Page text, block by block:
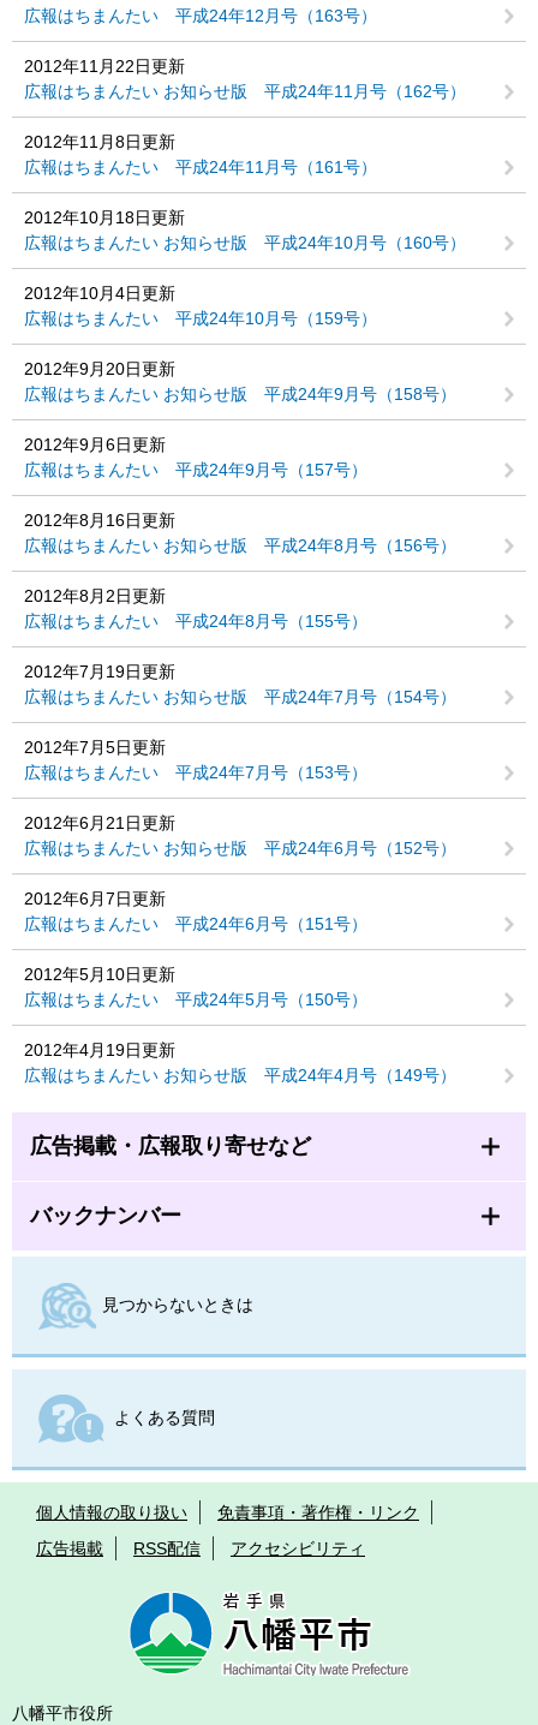
広報はちまんたい 平成24年12月号（163号）
2012年11月22日更新
広報はちまんたい お知らせ版 平成24年11月号（162号）
2012年11月8日更新
広報はちまんたい 平成24年11月号（161号）
2012年10月18日更新
広報はちまんたい お知らせ版 平成24年10月号（160号）
2012年10月4日更新
広報はちまんたい 平成24年10月号（159号）
2012年9月20日更新
広報はちまんたい お知らせ版 平成24年9月号（158号）
2012年9月6日更新
広報はちまんたい 平成24年9月号（157号）
2012年8月16日更新
広報はちまんたい お知らせ版 平成24年8月号（156号）
2012年8月2日更新
広報はちまんたい 平成24年8月号（155号）
2012年7月19日更新
広報はちまんたい お知らせ版 平成24年7月号（154号）
2012年7月5日更新
広報はちまんたい 平成24年7月号（153号）
2012年6月21日更新
広報はちまんたい お知らせ版 平成24年6月号（152号）
2012年6月7日更新
広報はちまんたい 平成24年6月号（151号）
2012年5月10日更新
広報はちまんたい 平成24年5月号（150号）
2012年4月19日更新
広報はちまんたい お知らせ版 平成24年4月号（149号）
広告掲載・広報取り寄せなど
バックナンバー
見つからないときは
よくある質問
個人情報の取り扱い
免責事項・著作権・リンク
広告掲載
RSS配信 アクセシビリティ
八幡平市役所